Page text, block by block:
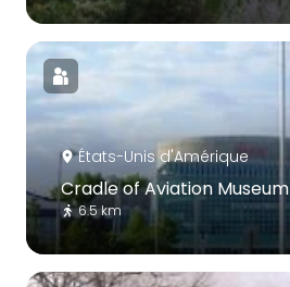
États-Unis d'Amérique
Cradle of Aviation Museum
6.5 km